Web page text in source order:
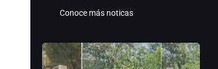
Conoce más noticas